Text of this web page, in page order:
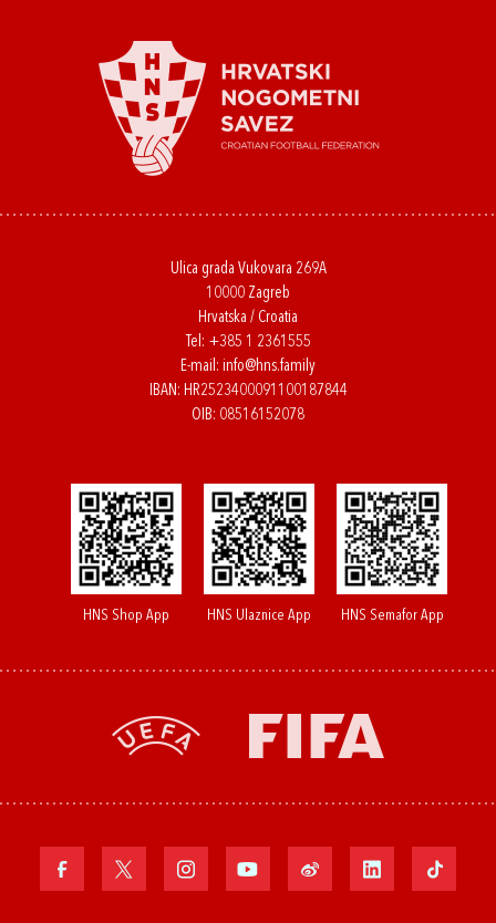
Ulica grada Vukovara 269A
10000 Zagreb
Hrvatska / Croatia
Tel: +385 1 2361555
E-mail: info@hns.family
IBAN: HR2523400091100187844
OIB: 08516152078
HNS Shop App HNS Ulaznice App HNS Semafor App